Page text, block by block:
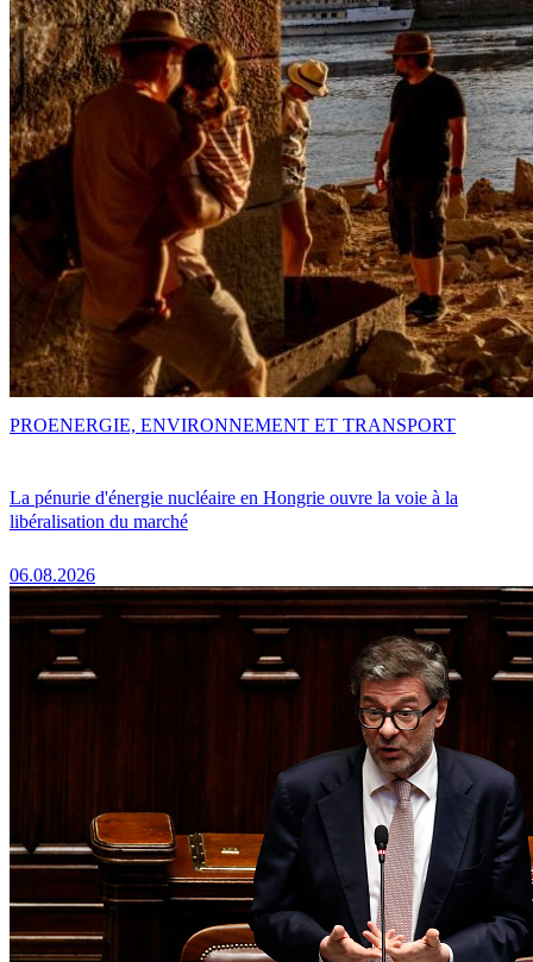
La pénurie d'énergie nucléaire en Hongrie ouvre la voie à la
libéralisation du marché
06.08.2026
PROENERGIE, ENVIRONNEMENT ET TRANSPORT